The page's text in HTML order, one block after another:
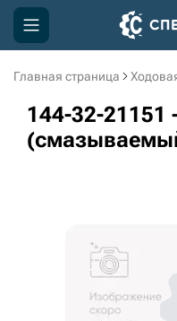
Главная страница
144-32-21151
Компания
Акции
3D тур по производству
3D тур по складам